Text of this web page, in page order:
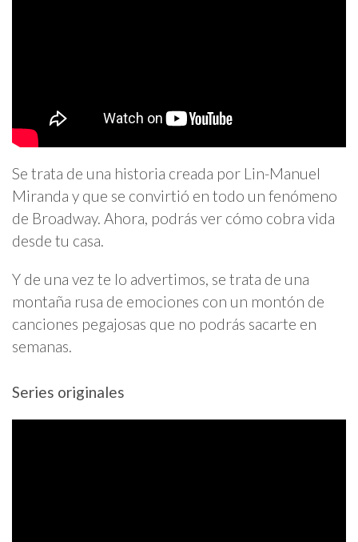
Se trata de una historia creada por Lin-Manuel
Miranda y que se convirtió en todo un fenómeno
de Broadway. Ahora, podrás ver cómo cobra vida
desde tu casa.
Y de una vez te lo advertimos, se trata de una
montaña rusa de emociones con un montón de
canciones pegajosas que no podrás sacarte en
semanas.
Series originales